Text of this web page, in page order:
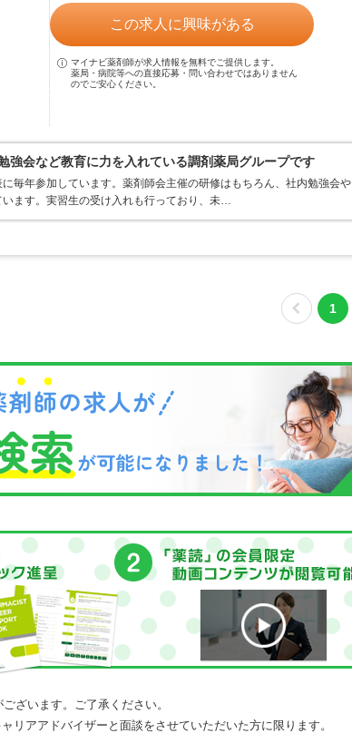
この求人に興味がある
マイナビ薬剤師が求人情報を無料でご提供します。
薬局・病院等への直接応募・問い合わせではありません
のでご安心ください。
強会など教育に力を入れている調剤薬局グループです
毎年参加しています。薬剤師会主催の研修はもちろん、社内勉強会や
ます。実習生の受け入れも行っており、未…
1
ざいます。ご了承ください。
アアドバイザーと面談をさせていただいた方に限ります。